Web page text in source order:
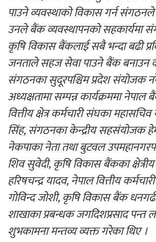
पाउने व्यवस्थाको विकास गर्न
उनले बैंक व्यवस्थापनको सहकार्यमा
कृषि विकास बैंकलाई सबै भन्दा बढी
जनताले सहज सेवा पाउने बैंक बनाउन
संगठनका सुदूरपश्चिम प्रदेश संयोजक
अध्यक्षतामा सम्पन्न कार्यक्रममा नेपाल
वित्तीय क्षेत्र कर्मचारी संघका महासचिव
सिंह, संगठनका केन्द्रीय सहसंयोजक
नेकपाका नेता तथा बुटवल
शिव सुवेदी, कृषि विकास बैंकका
हरिषचन्द्र यादव, नेपाल वित्तीय
गोविन्द जोशी, कृषि विकास बैंक
शाखाका प्रबन्धक जगदिशप्रसाद पन्त
शुभकामना मन्तव्य व्यक्त गरेका थिए ।